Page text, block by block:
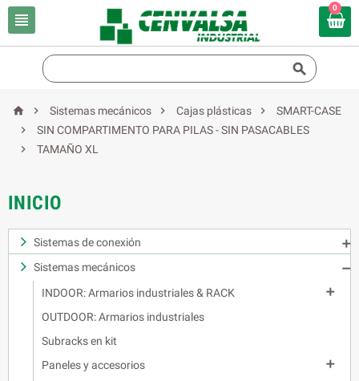

0

  Sistemas mecánicos  Cajas plásticas 
SMART-CASE

SIN COMPARTIMENTO PARA PILAS - SIN PASACABLES

TAMAÑO XL
INICIO
Sistemas de conexión

Sistemas mecánicos

INDOOR: Armarios industriales & RACK

OUTDOOR: Armarios industriales
Subracks en kit
Paneles y accesorios
